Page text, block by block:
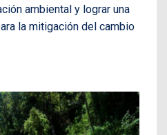
ambiental y lograr una
la mitigación del cambio